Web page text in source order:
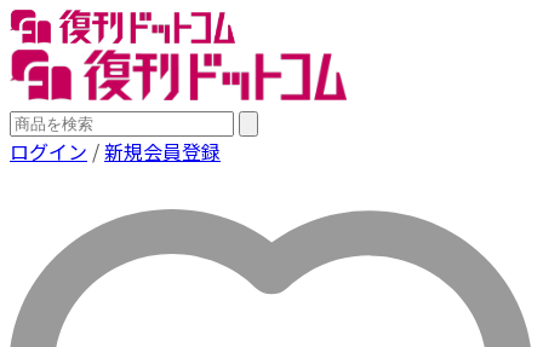
ログイン /新規会員登録